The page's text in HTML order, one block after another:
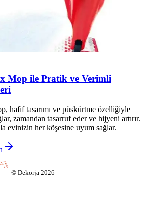
Mop ile Pratik ve Verimli
hafif tasarımı ve püskürtme özelliğiyle
zamandan tasarruf eder ve hijyeni artırır.
evinizin her köşesine uyum sağlar.
© Dekorja 2026